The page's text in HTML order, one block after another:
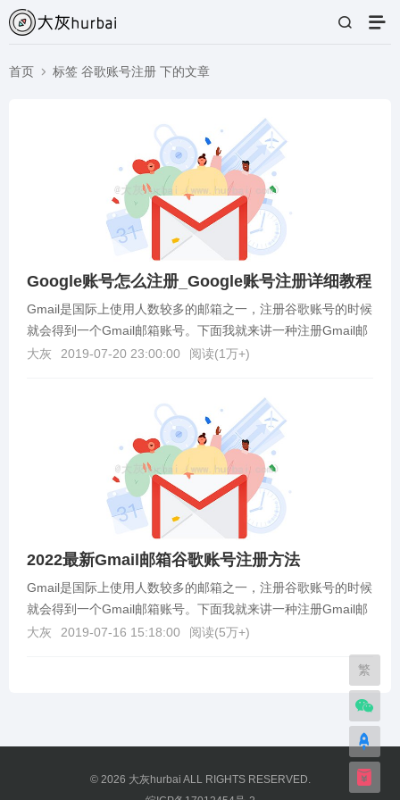
首页 标签 谷歌账号注册 下的文章
Google账号怎么注册_Google账号注册详细教程
Gmail是国际上使用人数较多的邮箱之一，注册谷歌账号的时候
就会得到一个Gmail邮箱账号。下面我就来讲一种注册Gmail邮
箱账号的方法。谷歌邮箱注册教程1.首...
大灰 2019-07-20 23:00:00 阅读(1万+)
2022最新Gmail邮箱谷歌账号注册方法
Gmail是国际上使用人数较多的邮箱之一，注册谷歌账号的时候
就会得到一个Gmail邮箱账号。下面我就来讲一种注册Gmail邮
箱账号的方法。谷歌邮箱注册教程1.首...
大灰 2019-07-16 15:18:00 阅读(5万+)
© 2026 大灰hurbai ALL RIGHTS RESERVED.
繁